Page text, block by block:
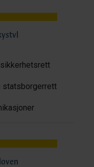
statsborgerrett